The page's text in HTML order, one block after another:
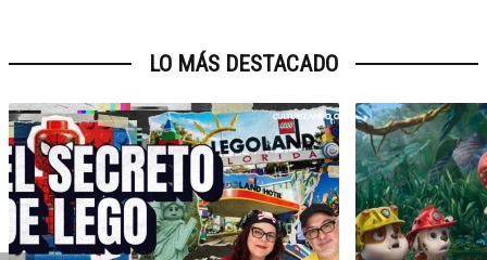
LO MÁS DESTACADO